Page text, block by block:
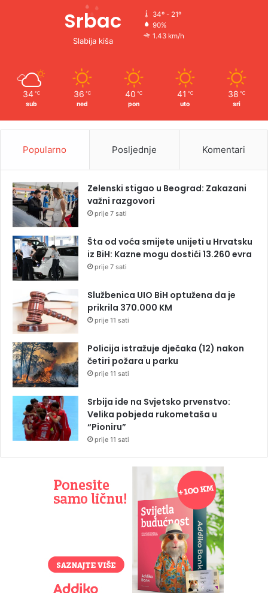
Srbac
Slabija kiša
34º - 21º
90%
1.43 km/h
34 ℃
sub
36 ℃
ned
40 ℃
pon
41 ℃
uto
38 ℃
sri
Popularno Posljednje Komentari
Zelenski stigao u Beograd: Zakazani
važni razgovori
prije 7 sati
Šta od voća smijete unijeti u Hrvatsku
iz BiH: Kazne mogu dostići 13.260 evra
prije 7 sati
Službenica UIO BiH optužena da je
prikrila 370.000 KM
prije 11 sati
Policija istražuje dječaka (12) nakon
četiri požara u parku
prije 11 sati
Srbija ide na Svjetsko prvenstvo:
Velika pobjeda rukometaša u
“Pioniru”
prije 11 sati